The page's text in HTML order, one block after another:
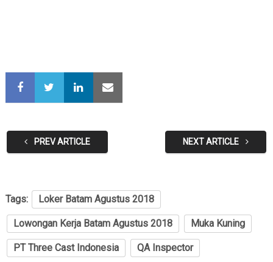
PREV ARTICLE NEXT ARTICLE
Tags: Loker Batam Agustus 2018
Lowongan Kerja Batam Agustus 2018 Muka Kuning
PT Three Cast Indonesia QA Inspector